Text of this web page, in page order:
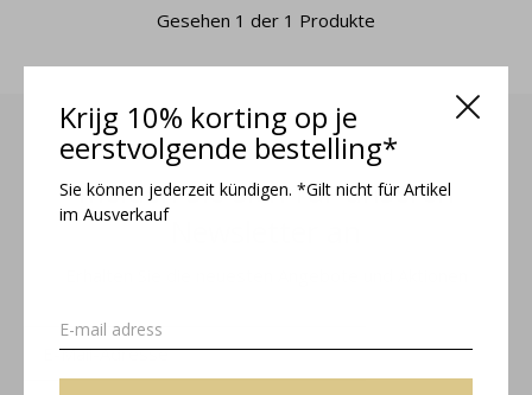
Krijg 10% korting op je
eerstvolgende bestelling*
Sie können jederzeit kündigen. *Gilt nicht für Artikel
im Ausverkauf
Gesehen 1 der 1 Produkte
Melden Sie sich für unseren
ANMELDEN